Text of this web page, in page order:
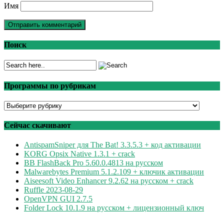
Имя
Поиск
Программы по рубрикам
Программы
рубрикам
Сейчас скачивают
AntispamSniper для The Bat! 3.3.5.3 + код активации
KORG Opsix Native 1.3.1 + crack
BB FlashBack Pro 5.60.0.4813 на русском
Malwarebytes Premium 5.1.2.109 + ключик активации
Aiseesoft Video Enhancer 9.2.62 на русском + crack
Ruffle 2023-08-29
OpenVPN GUI 2.7.5
Folder Lock 10.1.9 на русском + лицензионный ключ